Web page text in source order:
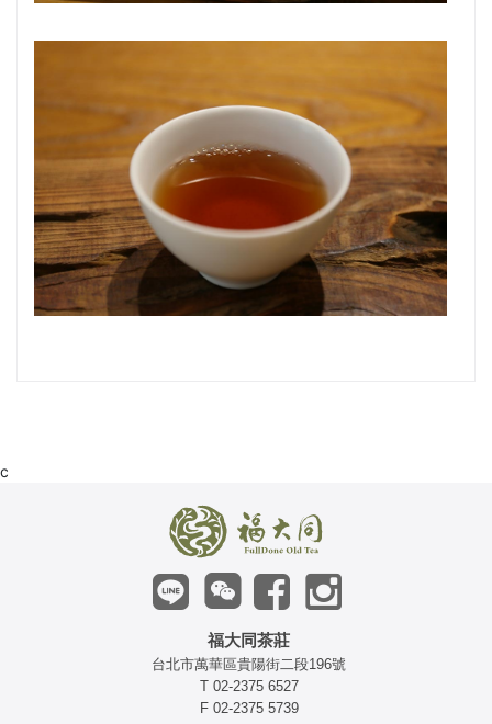
c
福大同茶莊
台北市萬華區貴陽街二段196號
T 02-2375 6527
F 02-2375 5739